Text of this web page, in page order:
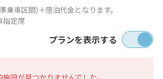
車区間)＋宿泊代金となります。
指定席
プランを表示する